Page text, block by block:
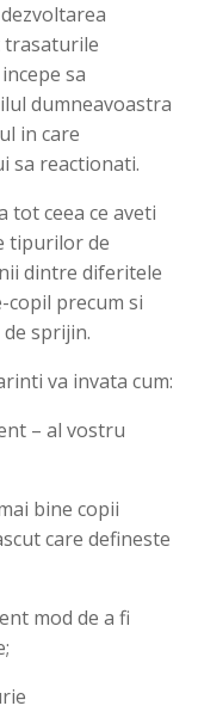
trasaturile
sa
dumneavoastra
in care
sa reactionati.
tot ceea ce aveti
tipurilor de
dintre diferitele
precum si
sprijin.
va invata cum:
– al vostru
bine copii
care defineste
mod de a fi